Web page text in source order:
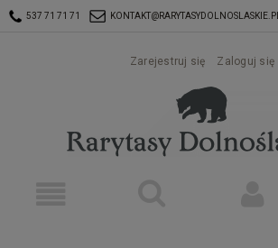
537 71 71 71 KONTAKT@RARYTASYDOLNOSLASKIE.PL
Zarejestruj się Zaloguj się